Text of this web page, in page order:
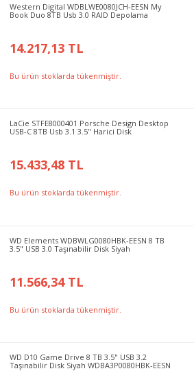
Western Digital WDBLWE0080JCH-EESN My
Book Duo 8TB Usb 3.0 RAID Depolama
14.217,13 TL
Bu ürün stoklarda tükenmiştir.
LaCie STFE8000401 Porsche Design Desktop
USB-C 8TB Usb 3.1 3.5" Harici Disk
15.433,48 TL
Bu ürün stoklarda tükenmiştir.
WD Elements WDBWLG0080HBK-EESN 8 TB
3.5" USB 3.0 Taşınabilir Disk Siyah
11.566,34 TL
Bu ürün stoklarda tükenmiştir.
WD D10 Game Drive 8 TB 3.5" USB 3.2
Taşınabilir Disk Siyah WDBA3P0080HBK-EESN